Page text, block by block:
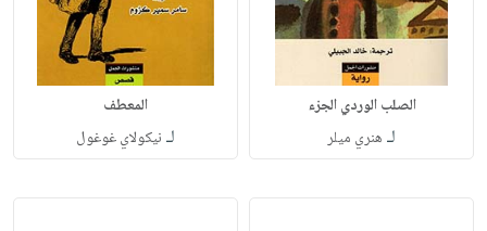
الصلب الوردي الجزء
لـ هنري ميلر
المعطف
لـ نيكولاي غوغول